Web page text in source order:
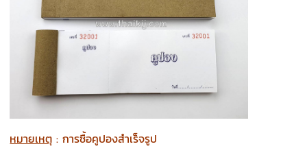
หมายเหตุ : การซื้อคูปองสำเร็จรูป